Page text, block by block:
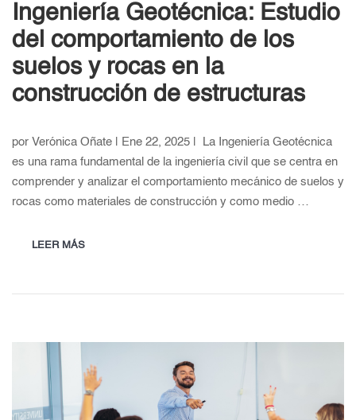
Ingeniería Geotécnica: Estudio
del comportamiento de los
suelos y rocas en la
construcción de estructuras
por Verónica Oñate | Ene 22, 2025 | La Ingeniería Geotécnica
es una rama fundamental de la ingeniería civil que se centra en
comprender y analizar el comportamiento mecánico de suelos y
rocas como materiales de construcción y como medio …
LEER MÁS